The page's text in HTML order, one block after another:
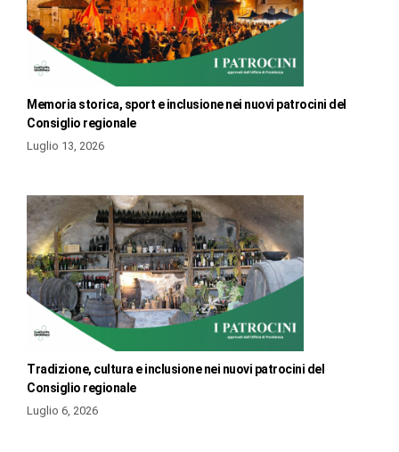
Memoria storica, sport e inclusione nei nuovi patrocini del
Consiglio regionale
Luglio 13, 2026
Tradizione, cultura e inclusione nei nuovi patrocini del
Consiglio regionale
Luglio 6, 2026